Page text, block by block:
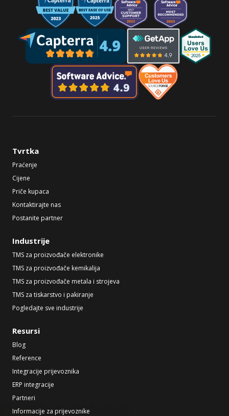
Tvrtka
Praćenje
Cijene
Priče kupaca
Kontaktirajte nas
Postanite partner
Industrije
TMS za proizvođače elektronike
TMS za proizvođače kemikalija
TMS za proizvođače metala i strojeva
TMS za tiskarstvo i pakiranje
Pogledajte sve industrije
Resursi
Blog
Reference
Integracije prijevoznika
ERP integracije
Partneri
Informacije za prijevoznike